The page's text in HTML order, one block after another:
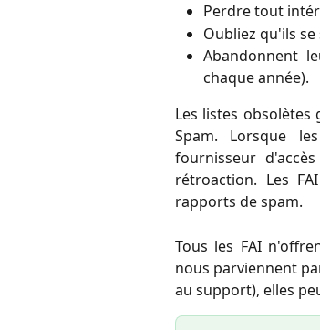
Perdre tout
Oubliez qu'ils
Abandonnent
chaque année).
Les listes
Spam. Lorsque
fournisseur
rétroaction. Les
rapports de spam.
Tous les FAI
nous parviennent
au support), elles